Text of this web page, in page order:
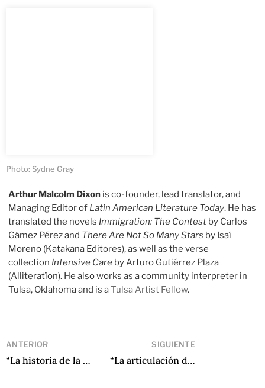
Photo: Sydne Gray
Arthur Malcolm Dixon is co-founder, lead translator, and
Managing Editor of Latin American Literature Today. He has
translated the novels Immigration: The Contest by Carlos
Gámez Pérez and There Are Not So Many Stars by Isaí
Moreno (Katakana Editores), as well as the verse
collection Intensive Care by Arturo Gutiérrez Plaza
(Alliteratïon). He also works as a community interpreter in
Tulsa, Oklahoma and is aTulsa Artist Fellow.
ANTERIOR
“La historia de la literatura es la historia de la progresiva conquista de la intimidad”: La literatura en los tiempos de la postverdad
SIGUIENTE
“La articulación de lo digital desde la literatura en Latinoamérica” de Scott Weintraub